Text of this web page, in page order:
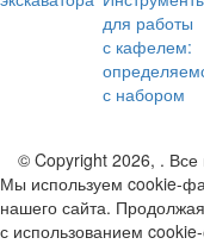
© Copyright 2026, .
Мы используем cookie-
нашего сайта.
с использованием